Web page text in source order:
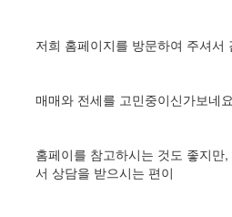
저희 홈페이지를 방문하여 주셔서
매매와 전세를 고민중이신가보네
홈페이를 참고하시는 것도 좋지만
서 상담을 받으시는 편이